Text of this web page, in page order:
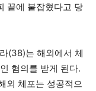
끝에 붙잡혔다고 당
(38)는 해외에서 체
혐의를 받게 된다.
외 체포는 성공적으